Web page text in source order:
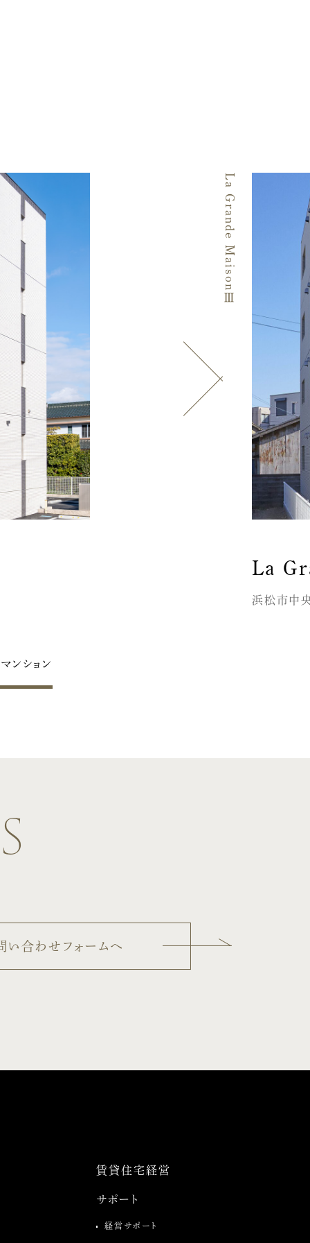
La Grande MaisonⅢ
La
浜松市中
ンション
い合わせフォームへ
賃貸住宅経営
サポート
経営サポート